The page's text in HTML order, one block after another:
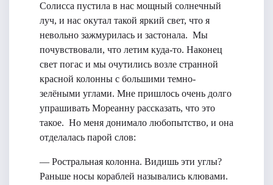
Солисса пустила в нас мощный солнечный
луч, и нас окутал такой яркий свет, что я
невольно зажмурилась и застонала. Мы
почувствовали, что летим куда-то. Наконец
свет погас и мы очутились возле странной
красной колонны с большими темно-
зелёными углами. Мне пришлось очень долго
упрашивать Мореанну рассказать, что это
такое. Но меня донимало любопытство, и она
отделалась парой слов:
— Ростральная колонна. Видишь эти углы?
Раньше носы кораблей назывались клювами.